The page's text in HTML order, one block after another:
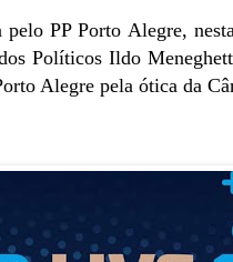
PP Porto Alegre,
Políticos Ildo
Alegre pela ótica da